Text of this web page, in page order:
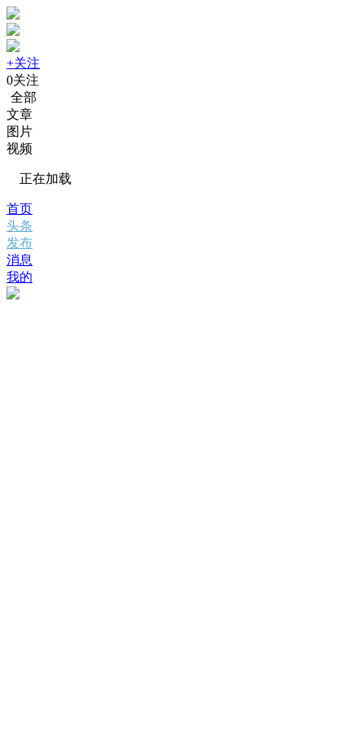
+关注
0关注
全部
文章
图片
视频
正在加载
首页
头条
发布
消息
我的